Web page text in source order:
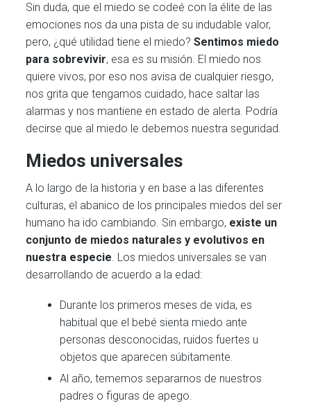
Sin duda, que el miedo se codeé con la élite de las
emociones nos da una pista de su indudable valor,
pero, ¿qué utilidad tiene el miedo?Sentimos miedo
para sobrevivir, esa es su misión. El miedo nos
quiere vivos, por eso nos avisa de cualquier riesgo,
nos grita que tengamos cuidado, hace saltar las
alarmas y nos mantiene en estado de alerta. Podría
decirse que al miedo le debemos nuestra seguridad.
Miedos universales
A lo largo de la historia y en base a las diferentes
culturas, el abanico de los principales miedos del ser
humano ha ido cambiando. Sin embargo, existe un
conjunto de miedos naturales y evolutivos en
nuestra especie . Los miedos universales se van
desarrollando de acuerdo a la edad:
Durante los primeros meses de vida, es
habitual que el bebé sienta miedo ante
personas desconocidas, ruidos fuertes u
objetos que aparecen súbitamente.
Al año, tememos separarnos de nuestros
padres o figuras de apego.